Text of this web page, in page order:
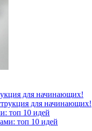
для начинающих!
топ 10 идей